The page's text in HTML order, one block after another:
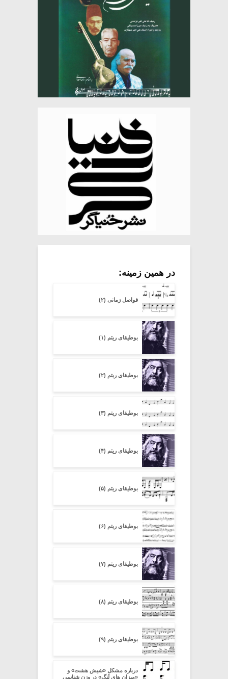
در همین زمینه:
فواصل زمانی (۲)
بوطیقای ریتم (۱)
بوطیقای ریتم (۲)
بوطیقای ریتم (۳)
بوطیقای ریتم (۴)
بوطیقای ریتم (۵)
بوطیقای ریتم (۶)
بوطیقای ریتم (۷)
بوطیقای ریتم (۸)
بوطیقای ریتم (۹)
درباره مشکل «شیش هشت» و
«میزان های لَنگ» در وزن شناسیِ